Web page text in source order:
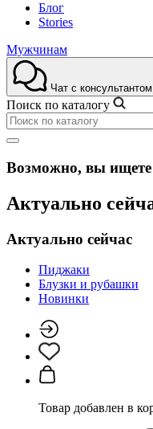
Блог
Stories
Мужчинам
Чат с консультантом
Поиск по каталогу
Возможно, вы ищете
Актуально
Актуально сейчас
Пиджаки
Блузки и рубашки
Новинки
Товар добавлен в